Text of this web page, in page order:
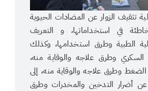
تثقيف الزوار عن المضادات الحيوية
في استخداماتها، و التعريف
الطبية وطرق استخدامها، وكذلك
وطرق علاجه والوقاية منه،
وطرق علاجه والوقاية منه، إلى
أضرار التدخين والمخدرات وطرق